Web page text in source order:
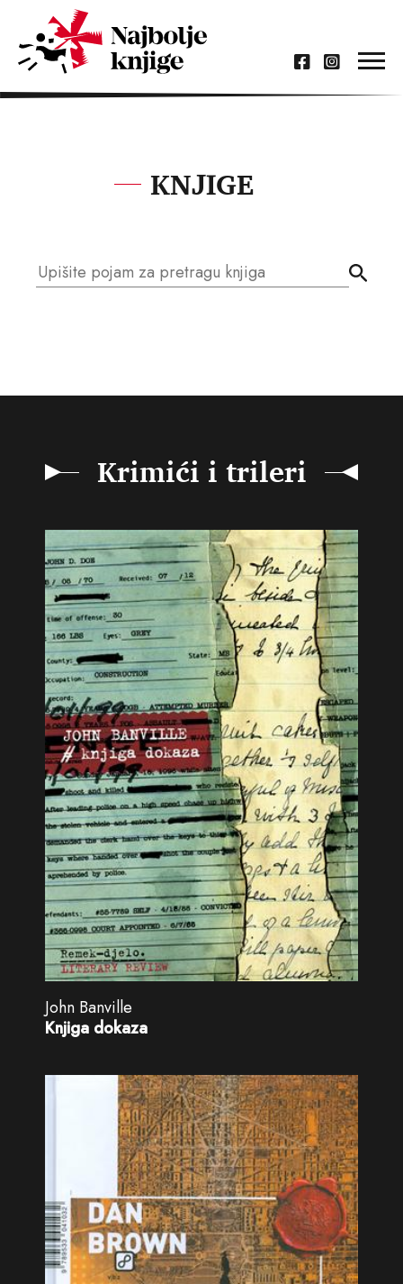
KNJIGE
Krimići i trileri
John Banville
Knjiga dokaza